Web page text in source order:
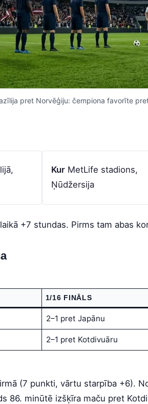
pret Norvēģiju: čempiona favorīte
KurMetLife stadions,
Ņūdžersija
+7 stundas. Pirms tam abas
1/16 FINĀLS
2–1 pret Japānu
2–1 pret Kotdivuāru
(7 punkti, vārtu starpība +6).
86. minūtē izšķīra maču pret